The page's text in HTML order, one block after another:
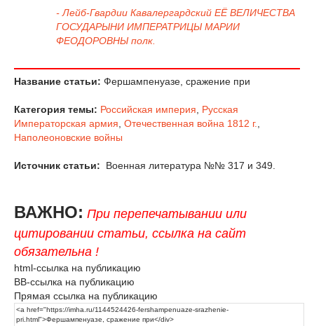
- Лейб-Гвардии Кавалергардский ЕЁ ВЕЛИЧЕСТВА
ГОСУДАРЫНИ ИМПЕРАТРИЦЫ МАРИИ
ФЕОДОРОВНЫ полк.
Название статьи: Фершампенуазе, сражение при
Категория темы: Российская империя, Русская
Императорская армия, Отечественная война 1812 г.,
Наполеоновские войны
Источник статьи: Военная литература №№ 317 и 349.
ВАЖНО: При перепечатывании или
цитировании статьи, ссылка на сайт
обязательна !
html-ссылка на публикацию
BB-ссылка на публикацию
Прямая ссылка на публикацию